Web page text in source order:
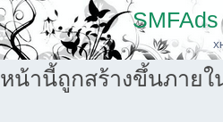
SMFAds
หน้านี้ถูกสร้างขึ้นภายใ